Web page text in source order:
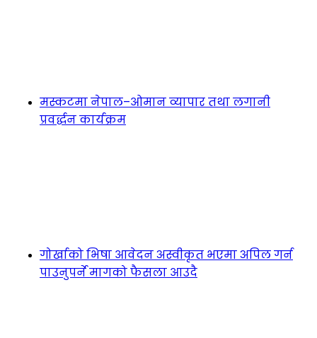
मस्कटमा नेपाल–ओमान व्यापार तथा लगानी
प्रवर्द्धन कार्यक्रम
गोर्खाको भिषा आवेदन अस्वीकृत भएमा अपिल गर्न
पाउनुपर्ने मागको फैसला आउदै